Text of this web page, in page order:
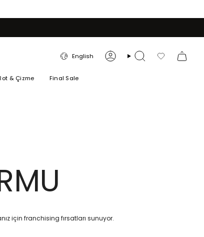
LANGUAGE
English AccountSearch Favorilerim
& Çizme Final Sale
için franchising fırsatları sunuyor.